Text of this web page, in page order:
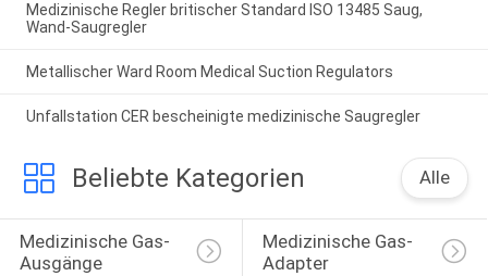
Medizinische Regler britischer Standard ISO 13485 Saug,
Wand-Saugregler
Metallischer Ward Room Medical Suction Regulators
Unfallstation CER bescheinigte medizinische Saugregler
Beliebte Kategorien Alle
Medizinische Gas-
Ausgänge
Medizinische Gas-
Adapter